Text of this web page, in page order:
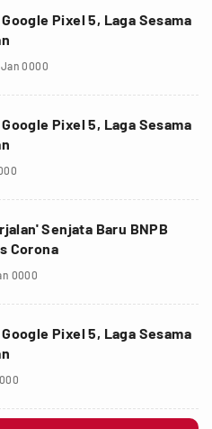
Pixel 5, Laga Sesama
0000
Pixel 5, Laga Sesama
Senjata Baru BNPB
Corona
0000
Pixel 5, Laga Sesama